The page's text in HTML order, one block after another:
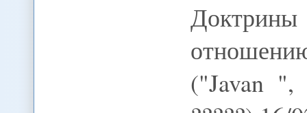
("Javan ",